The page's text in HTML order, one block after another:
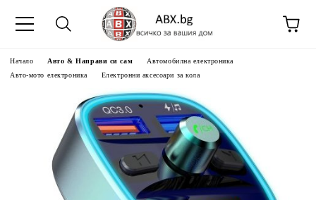
Начало Авто & Направи си сам
Автомобилна електроника
Авто-мото електроника
Електронни аксесоари за кола